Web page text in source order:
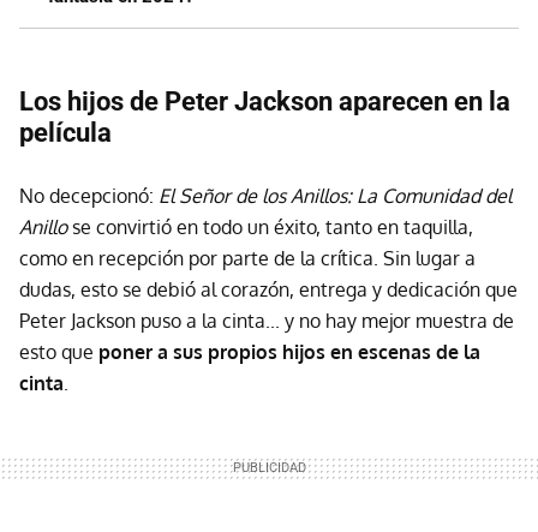
Los hijos de Peter Jackson aparecen en la
película
No decepcionó: El Señor de los Anillos: La Comunidad del
Anillose convirtió en todo un éxito, tanto en taquilla,
como en recepción por parte de la crítica. Sin lugar a
dudas, esto se debió al corazón, entrega y dedicación que
Peter Jackson puso a la cinta... y no hay mejor muestra de
esto que poner a sus propios hijos en escenas de la
cinta.